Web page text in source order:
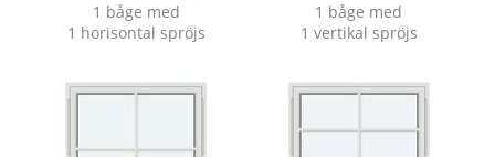
1 båge med
1 horisontal spröjs
1 båge med
1 vertikal spröjs